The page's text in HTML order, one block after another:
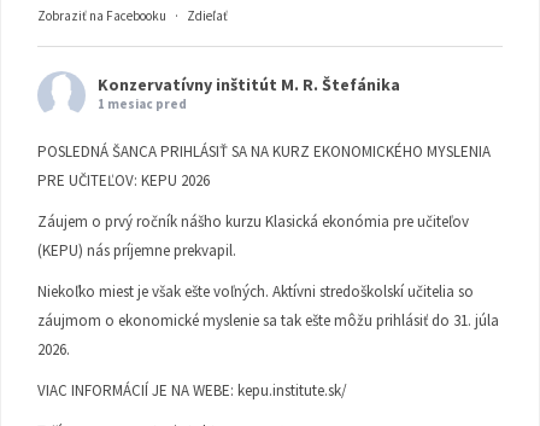
Zobraziť na Facebooku · Zdieľať
Konzervatívny inštitút M. R. Štefánika
1 mesiac pred
POSLEDNÁ ŠANCA PRIHLÁSIŤ SA NA KURZ EKONOMICKÉHO MYSLENIA
PRE UČITEĽOV: KEPU 2026
Záujem o prvý ročník nášho kurzu Klasická ekonómia pre učiteľov
(KEPU) nás príjemne prekvapil.
Niekoľko miest je však ešte voľných. Aktívni stredoškolskí učitelia so
záujmom o ekonomické myslenie sa tak ešte môžu prihlásiť do 31. júla
2026.
VIAC INFORMÁCIÍ JE NA WEBE: kepu.institute.sk/